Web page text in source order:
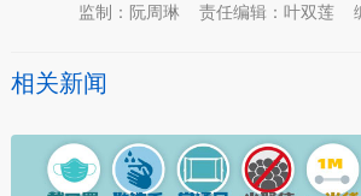
责任编辑：叶双莲
监制：阮周琳
相关新闻